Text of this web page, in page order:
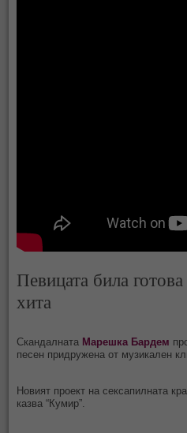
Певицата била
хита
Скандалната Марешка Бардем
песен придружена от музикален
Новият проект на сексапилната
казва “Кумир”.